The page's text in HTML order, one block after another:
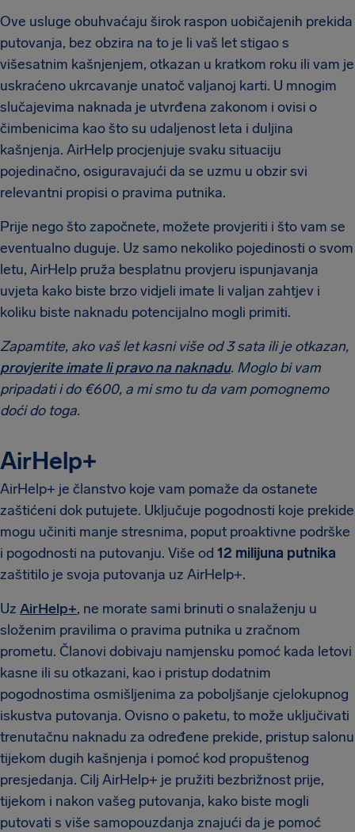
Ove usluge obuhvaćaju širok raspon uobičajenih prekida
putovanja, bez obzira na to je li vaš let stigao s
višesatnim kašnjenjem, otkazan u kratkom roku ili vam je
uskraćeno ukrcavanje unatoč valjanoj karti. U mnogim
slučajevima naknada je utvrđena zakonom i ovisi o
čimbenicima kao što su udaljenost leta i duljina
kašnjenja. AirHelp procjenjuje svaku situaciju
pojedinačno, osiguravajući da se uzmu u obzir svi
relevantni propisi o pravima putnika.
Prije nego što započnete, možete provjeriti i što vam se
eventualno duguje. Uz samo nekoliko pojedinosti o svom
letu, AirHelp pruža besplatnu provjeru ispunjavanja
uvjeta kako biste brzo vidjeli imate li valjan zahtjev i
koliku biste naknadu potencijalno mogli primiti.
Zapamtite, ako vaš let kasni više od 3 sata ili je otkazan,
provjerite imate li pravo na naknadu. Moglo bi vam
pripadati i do €600, a mi smo tu da vam pomognemo
doći do toga.
AirHelp+
AirHelp+ je članstvo koje vam pomaže da ostanete
zaštićeni dok putujete. Uključuje pogodnosti koje prekide
mogu učiniti manje stresnima, poput proaktivne podrške
i pogodnosti na putovanju. Više od 12 milijuna putnika
zaštitilo je svoja putovanja uz AirHelp+.
Uz AirHelp+, ne morate sami brinuti o snalaženju u
složenim pravilima o pravima putnika u zračnom
prometu. Članovi dobivaju namjensku pomoć kada letovi
kasne ili su otkazani, kao i pristup dodatnim
pogodnostima osmišljenima za poboljšanje cjelokupnog
iskustva putovanja. Ovisno o paketu, to može uključivati
trenutačnu naknadu za određene prekide, pristup salonu
tijekom dugih kašnjenja i pomoć kod propuštenog
presjedanja. Cilj AirHelp+ je pružiti bezbrižnost prije,
tijekom i nakon vašeg putovanja, kako biste mogli
putovati s više samopouzdanja znajući da je pomoć